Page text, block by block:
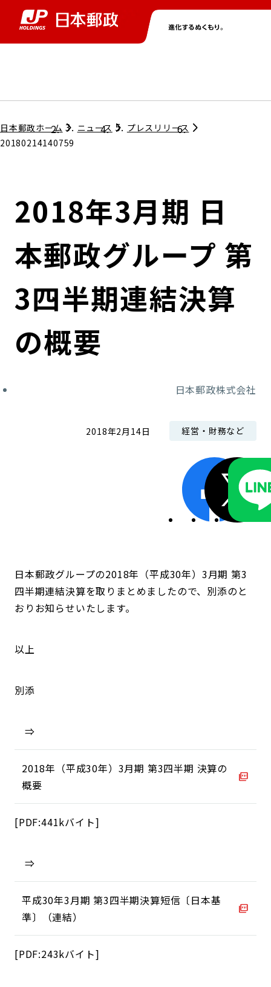
グループ情報トップ
コンプライアンス
ガバナンス
ローカル共創イニシアティブ
関連事業
株主・投資家情報トップ
個人投資家のみなさまへ
株式情報
IRカレンダー
ニューストップ
サステナビリティトップ
担当役員メッセージ
サステナビリティマネジメント
社会
採用情報トップ
日本郵政ホーム ニュース
プレスリリース
20180214140759
2018年3月期 日
本郵政グループ 第
3四半期連結決算
の概要
日本郵政株式会社
2018年2月14日 経営・財務など
日本郵政グループの2018年（平成30年）3月期 第3
四半期連結決算を取りまとめましたので、別添のと
おりお知らせいたします。
以上
別添
⇒
2018年（平成30年）3月期 第3四半期 決算の
概要
[PDF:441kバイト]
⇒
平成30年3月期 第3四半期決算短信〔日本基
準〕（連結）
[PDF:243kバイト]